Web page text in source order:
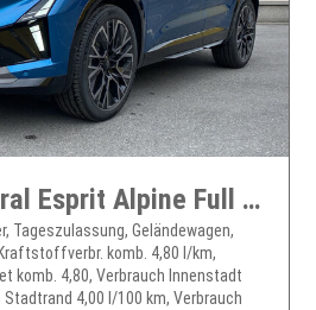
RENAULT Austral Esprit Alpine Full Hybrid E-Tech 200
Tageszulassung, Geländewagen,
komb. 4,80 l/km,
komb. 4,80, Verbrauch Innenstadt
4,00 l/100 km, Verbrauch